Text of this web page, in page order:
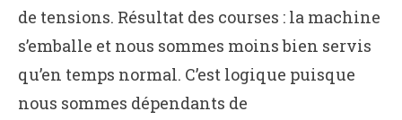
de tensions. Résultat des courses : la machine
s’emballe et nous sommes moins bien servis
qu’en temps normal. C’est logique puisque
nous sommes dépendants de